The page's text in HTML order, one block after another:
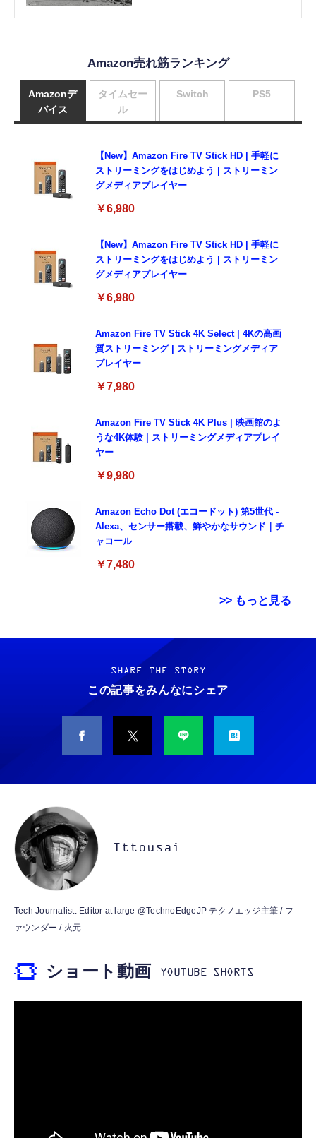
Amazon売れ筋ランキング
Amazonデ
バイス
【New】Amazon Fire TV Stick HD | 手軽に
ストリーミングをはじめよう | ストリーミン
グメディアプレイヤー
￥6,980
【New】Amazon Fire TV Stick HD | 手軽に
ストリーミングをはじめよう | ストリーミン
グメディアプレイヤー
￥6,980
Amazon Fire TV Stick 4K Select | 4Kの高画
質ストリーミング | ストリーミングメディア
プレイヤー
￥7,980
Amazon Fire TV Stick 4K Plus | 映画館のよ
うな4K体験 | ストリーミングメディアプレイ
ヤー
￥9,980
Amazon Echo Dot (エコードット) 第5世代 -
Alexa、センサー搭載、鮮やかなサウンド｜チ
ャコール
￥7,480
>> もっと見る
タイムセー
ル
【整備済み品】 Apple iPhone 14 128GB イ
エロー SIMフリー 5G対応 (整備済み品)
￥56,051
3.5インチ NAS丶パソコンPC丶サーバー対応
ハードディスク 保証1年
HDMI/DisplayPort/VGA｜5ms 応答｜ブルー
ライトカット & フリッカーフリー｜VESA 対
￥8,520
【整備済み品】 Nintendo Switch Lite 本体
グレー (整備済み品)
Switch
リズム天国 ミラクルスターズ -Switch
￥5,645
リズム天国 ミラクルスターズ|オンラインコー
￥6,897
ネオンブルー/(R) ネオンレッド
Switch コントローラー ワイヤレス ホール効
イッチ コントローラー TURBO連射 4段階振
PS5
Beast of Reincarnation -PS5 【特典】プロダ
クトコード 封入
￥7,286
Split Fiction スプリットフィクション- PS5
￥4,281
DLC「STEINS;GATE 変移空間のオクテッ
ト」 同梱 - PS5
￥6,365
【PS5】鬼武者 Way of the Sword
GRANBLUE FANTASY: Relink - Endless
SHARE THE STORY
この記事をみんなにシェア
Ittousai
Tech Journalist. Editor at large @TechnoEdgeJP テクノエッジ主筆 / フ
ァウンダー / 火元
ショート動画